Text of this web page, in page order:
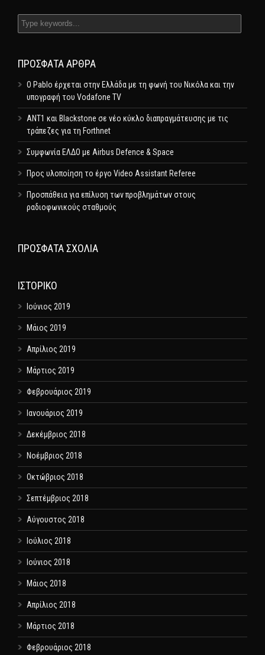
ΠΡΌΣΦΑΤΑ ΆΡΘΡΑ
Ο Pablo έρχεται στην Ελλάδα με τη φωνή του Νικόλα και την
υπογραφή του Vodafone TV
ΑΝΤ1 και Blackstone σε νέο κύκλο διαπραγμάτευσης με τις
τράπεζες για τη Forthnet
Συμφωνία ΕΛΔΟ με Airbus Defence & Space
Προς υλοποίηση το έργο Video Assistant Referee
Προσπάθεια για επίλυση των προβλημάτων στους
ραδιοφωνικούς σταθμούς
ΠΡΌΣΦΑΤΑ ΣΧΌΛΙΑ
ΙΣΤΟΡΙΚΌ
Ιούνιος 2019
Μάιος 2019
Απρίλιος 2019
Μάρτιος 2019
Φεβρουάριος 2019
Ιανουάριος 2019
Δεκέμβριος 2018
Νοέμβριος 2018
Οκτώβριος 2018
Σεπτέμβριος 2018
Αύγουστος 2018
Ιούλιος 2018
Ιούνιος 2018
Μάιος 2018
Απρίλιος 2018
Μάρτιος 2018
Φεβρουάριος 2018